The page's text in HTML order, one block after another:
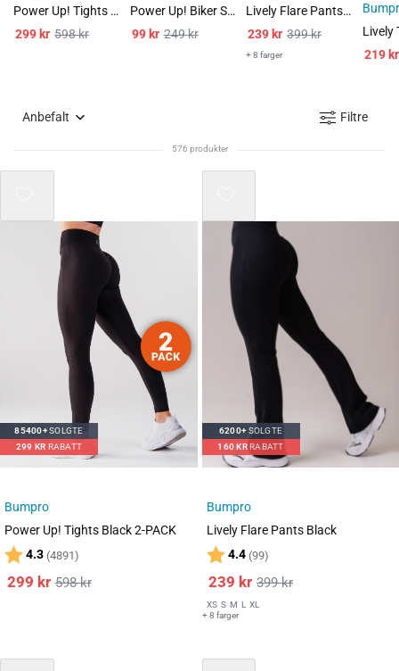
Power Up! Tights Black 2-PACK
598kr
299 kr
Power Up! Biker Shorts Black Beauty
249kr
99 kr
Lively Flare Pants Black
399kr
239 kr
+ 8 farger 219 kr
Anbefalt Filtre
576 produkter
85400+SOLGTE
299 KR RABATT
Bumpro
Power Up! Tights Black 2-PACK
Karakter:
4.3 (4891)
598kr
299 kr
6200+SOLGTE
160 KRRABATT
Bumpro
Lively Flare Pants Black
Karakter:
4.4(99)
399kr
239 kr
XS S M L XL
+ 8 farger